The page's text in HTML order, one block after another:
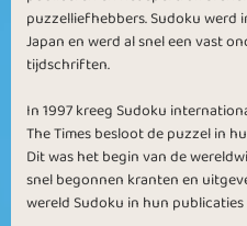
puzzelliefhebbers. Sudoku werd
Japan en werd al snel een vast
tijdschriften.
In 1997 kreeg Sudoku
The Times besloot de puzzel in
Dit was het begin van de
snel begonnen kranten en
wereld Sudoku in hun